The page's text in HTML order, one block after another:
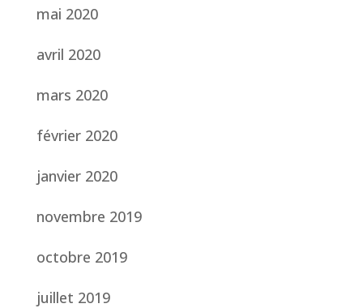
mai 2020
avril 2020
mars 2020
février 2020
janvier 2020
novembre 2019
octobre 2019
juillet 2019